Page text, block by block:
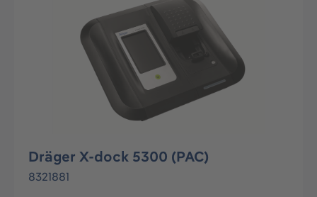
Dräger X-dock 5300 (PAC)
8321881